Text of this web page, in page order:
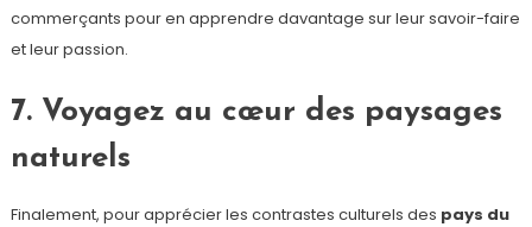
commerçants pour en apprendre davantage sur leur savoir-faire
et leur passion.
7. Voyagez au cœur des paysages
naturels
Finalement, pour apprécier les contrastes culturels des pays du